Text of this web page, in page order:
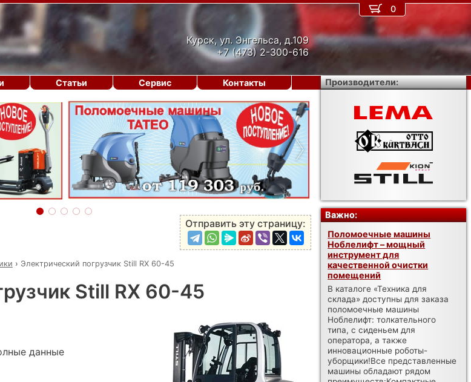
Курск, ул. Энгельса, д.109
+7 (473) 2-300-616
›
Отправить эту страницу:
› Электрический погрузчик Still RX 60-45
Still RX 60-45
данные
0
Статьи Сервис Контакты Производители:
Важно:
Поломоечные машины
Ноблелифт – мощный
инструмент для
качественной очистки
помещений
В каталоге «Техника для
склада» доступны для заказа
поломоечные машины
Ноблелифт: толкательного
типа, с сиденьем для
оператора, а также
инновационные роботы-
уборщики!Все представленные
машины обладают рядом